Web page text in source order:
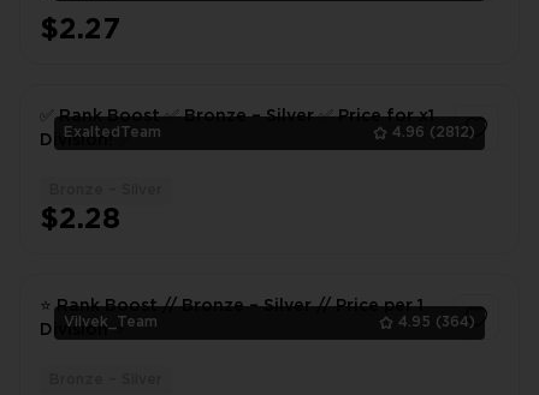
$2.27
ExaltedTeam 4.96 (2812)
✅ Rank Boost ✅ Bronze – Silver ✅ Price for x1
Division! ✅
$2.28
Vilvek_Team 4.95 (364)
⭐ Rank Boost // Bronze – Silver // Price per 1
Division ⭐